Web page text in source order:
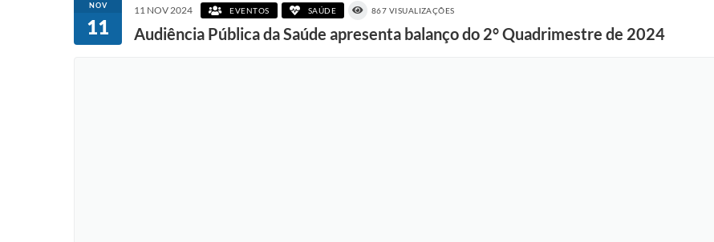
NOV
11
11 NOV 2024 EVENTOS SAÚDE 867 VISUALIZAÇÕES
Audiência Pública da Saúde apresenta balanço do 2° Quadrimestre de 2024